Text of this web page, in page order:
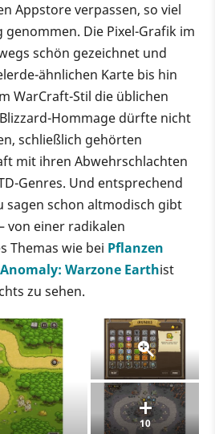
Appstore verpassen, so viel
genommen. Die Pixel-Grafik im
schön gezeichnet und
ähnlichen Karte bis hin
WarCraft-Stil die üblichen
Hommage dürfte nicht
schließlich gehörten
mit ihren Abwehrschlachten
Genres. Und entsprechend
sagen schon altmodisch gibt
von einer radikalen
Themas wie bei Pflanzen
Anomaly: Warzone Earthist
zu sehen.
10